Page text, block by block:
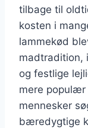
tilbage til
kosten i
lammekød
madtradition,
og festlige
mere populær
mennesker
bæredygtige